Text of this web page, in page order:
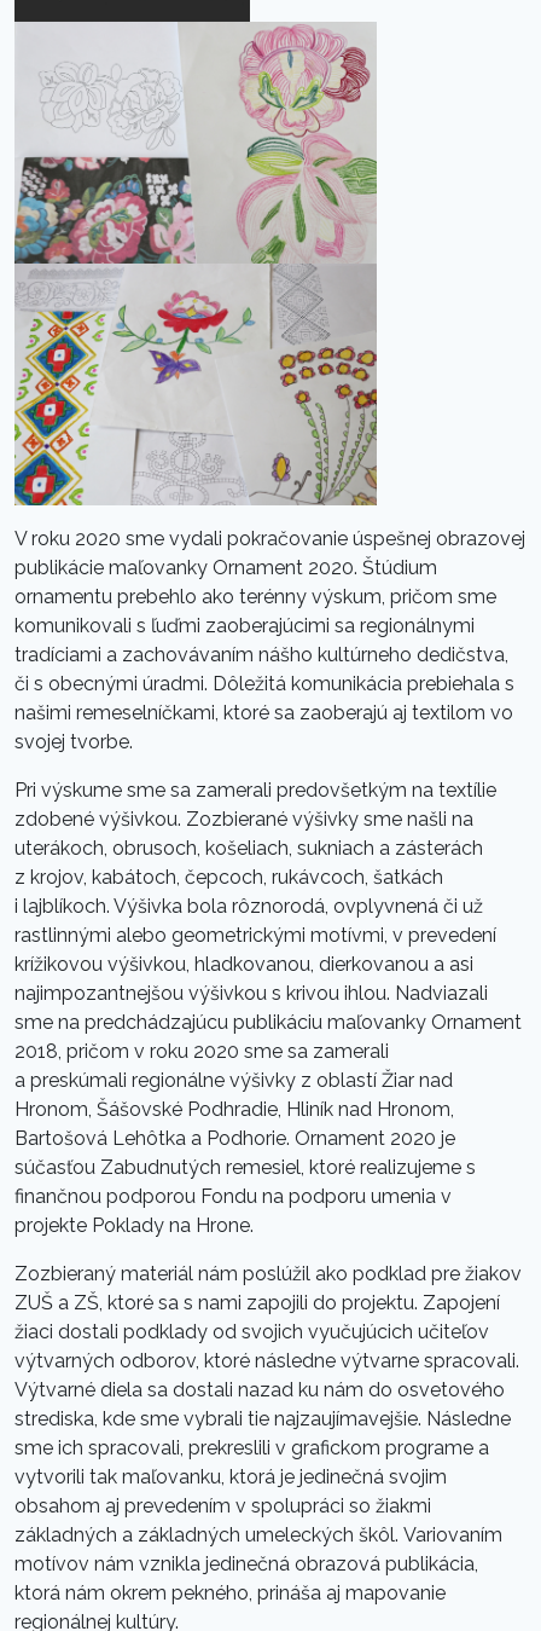
V roku 2020 sme vydali pokračovanie úspešnej obrazovej
publikácie maľovanky Ornament 2020. Štúdium
ornamentu prebehlo ako terénny výskum, pričom sme
komunikovali s ľuďmi zaoberajúcimi sa regionálnymi
tradíciami a zachovávaním nášho kultúrneho dedičstva,
či s obecnými úradmi. Dôležitá komunikácia prebiehala s
našimi remeselníčkami, ktoré sa zaoberajú aj textilom vo
svojej tvorbe.
Pri výskume sme sa zamerali predovšetkým na textílie
zdobené výšivkou. Zozbierané výšivky sme našli na
uterákoch, obrusoch, košeliach, sukniach a zásterách
z krojov, kabátoch, čepcoch, rukávcoch, šatkách
i lajblíkoch. Výšivka bola rôznorodá, ovplyvnená či už
rastlinnými alebo geometrickými motívmi, v prevedení
krížikovou výšivkou, hladkovanou, dierkovanou a asi
najimpozantnejšou výšivkou s krivou ihlou. Nadviazali
sme na predchádzajúcu publikáciu maľovanky Ornament
2018, pričom v roku 2020 sme sa zamerali
a preskúmali regionálne výšivky z oblastí Žiar nad
Hronom, Šášovské Podhradie, Hliník nad Hronom,
Bartošová Lehôtka a Podhorie. Ornament 2020 je
súčasťou Zabudnutých remesiel, ktoré realizujeme s
finančnou podporou Fondu na podporu umenia v
projekte Poklady na Hrone.
Zozbieraný materiál nám poslúžil ako podklad pre žiakov
ZUŠ a ZŠ, ktoré sa s nami zapojili do projektu. Zapojení
žiaci dostali podklady od svojich vyučujúcich učiteľov
výtvarných odborov, ktoré následne výtvarne spracovali.
Výtvarné diela sa dostali nazad ku nám do osvetového
strediska, kde sme vybrali tie najzaujímavejšie. Následne
sme ich spracovali, prekreslili v grafickom programe a
vytvorili tak maľovanku, ktorá je jedinečná svojim
obsahom aj prevedením v spolupráci so žiakmi
základných a základných umeleckých škôl. Variovaním
motívov nám vznikla jedinečná obrazová publikácia,
ktorá nám okrem pekného, prináša aj mapovanie
regionálnej kultúry.